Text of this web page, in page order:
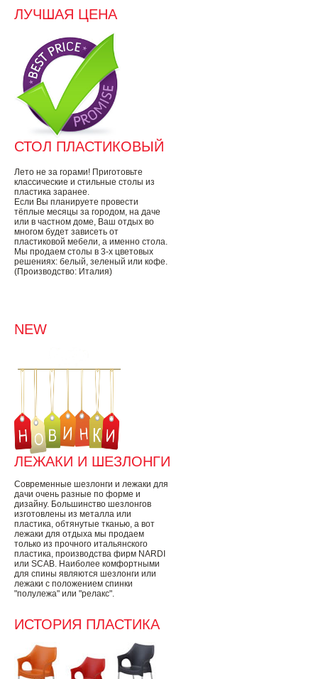
ЛУЧШАЯ ЦЕНА
СТОЛ ПЛАСТИКОВЫЙ
Лето не за горами! Приготовьте
классические и стильные столы из
пластика заранее.
Если Вы планируете провести
тёплые месяцы за городом, на даче
или в частном доме, Ваш отдых во
многом будет зависеть от
пластиковой мебели, а именно стола.
Мы продаем столы в 3-х цветовых
решениях: белый, зеленый или кофе.
(Производство: Италия)
NEW
ЛЕЖАКИ И ШЕЗЛОНГИ
Современные шезлонги и лежаки для
дачи очень разные по форме и
дизайну. Большинство шезлонгов
изготовлены из металла или
пластика, обтянутые тканью, а вот
лежаки для отдыха мы продаем
только из прочного итальянского
пластика, производства фирм NARDI
или SCAB. Наиболее комфортными
для спины являются шезлонги или
лежаки с положением спинки
"полулежа" или "релакс".
ИСТОРИЯ ПЛАСТИКА